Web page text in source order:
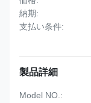
納期:
支払い条件:
製品詳細
Model NO.: